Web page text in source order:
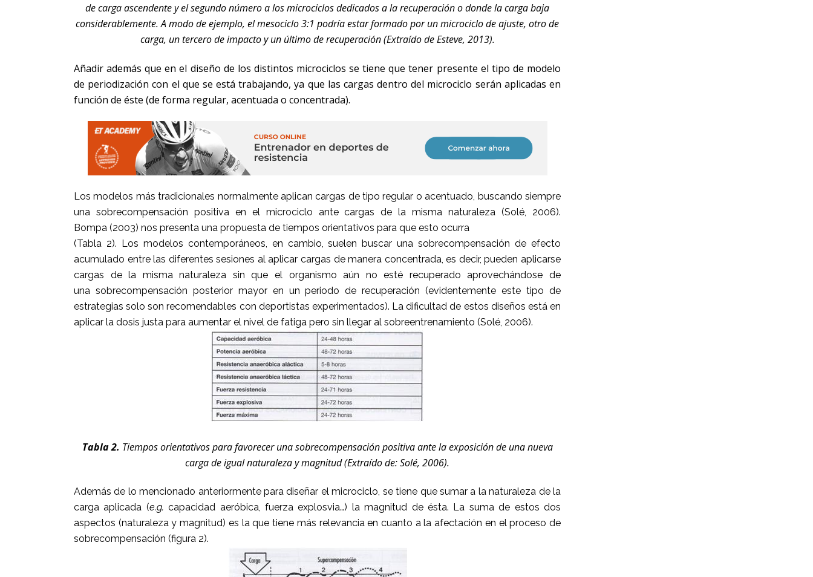
de carga ascendente y el segundo número a los microciclos dedicados a la recuperación o donde la carga baja
considerablemente. A modo de ejemplo, el mesociclo 3:1 podría estar formado por un microciclo de ajuste, otro de
carga, un tercero de impacto y un último de recuperación (Extraído de Esteve, 2013).
Añadir además que en el diseño de los distintos microciclos se tiene que tener presente el tipo de modelo
de periodización con el que se está trabajando, ya que las cargas dentro del microciclo serán aplicadas en
función de éste (de forma regular, acentuada o concentrada).
Los modelos más tradicionales normalmente aplican cargas de tipo regular o acentuado, buscando siempre
una sobrecompensación positiva en el microciclo ante cargas de la misma naturaleza (Solé, 2006).
Bompa (2003) nos presenta una propuesta de tiempos orientativos para que esto ocurra
(Tabla 2). Los modelos contemporáneos, en cambio, suelen buscar una sobrecompensación de efecto
acumulado entre las diferentes sesiones al aplicar cargas de manera concentrada, es decir, pueden aplicarse
cargas de la misma naturaleza sin que el organismo aún no esté recuperado aprovechándose de
una sobrecompensación posterior mayor en un periodo de recuperación (evidentemente este tipo de
estrategias solo son recomendables con deportistas experimentados). La dificultad de estos diseños está en
aplicar la dosis justa para aumentar el nivel de fatiga pero sin llegar al sobreentrenamiento (Solé, 2006).
Tabla 2. Tiempos orientativos para favorecer una sobrecompensación positiva ante la exposición de una nueva
carga de igual naturaleza y magnitud (Extraído de: Solé, 2006).
Además de lo mencionado anteriormente para diseñar el microciclo, se tiene que sumar a la naturaleza de la
carga aplicada (e.g.capacidad aeróbica, fuerza explosvia…) la magnitud de ésta. La suma de estos dos
aspectos (naturaleza y magnitud) es la que tiene más relevancia en cuanto a la afectación en el proceso de
sobrecompensación (figura 2).